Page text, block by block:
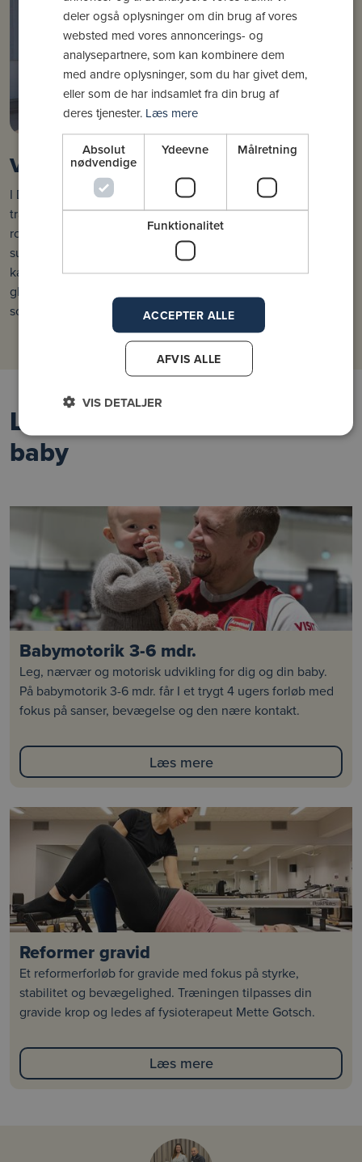
Varmt velkommen til mor og baby
I DGI Huset Vejle mødes mange mødre med deres babyer til
træning, bevægelse og samvær. her er der god plads og
rolige omgivelser, hvor baby kan ammes eller få varmet
sutteflasken i mikroovnen. I caféen kan du nyde en kop
kaffe, en smoothie eller en sund frokost, mens du deler både
glæder og udfordringer med andre, der også er nye i livet
som mor.
Lukkede forløb mor, far og
baby
Babymotorik 3-6 mdr.
Leg, nærvær og motorisk udvikling for dig og din baby.
På babymotorik 3-6 mdr. får I et trygt 4 ugers forløb med
fokus på sanser, bevægelse og den nære kontakt.
Læs mere
Reformer gravid
Et reformerforløb for gravide med fokus på styrke,
stabilitet og bevægelighed. Træningen tilpasses din
gravide krop og ledes af fysioterapeut Mette Gotsch.
Læs mere
deler også oplysninger om din brug af vores
websted med vores annoncerings- og
analysepartnere, som kan kombinere dem
med andre oplysninger, som du har givet dem,
eller som de har indsamlet fra din brug af
deres tjenester. Læs mere
Absolut
nødvendige
Ydeevne Målretning
Funktionalitet
ACCEPTER ALLE
AFVIS ALLE
VIS DETALJER